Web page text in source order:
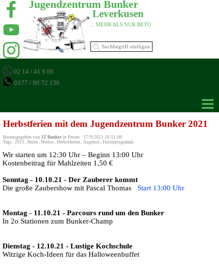
Jugendzentrum Bunker
... MEHR ALS NUR BETON
02 14 / 41 9 06
0177 / 90 72 136
Leverkusen
Herbstferien mit dem Jugendzentrum Bunker 2021
Herausgegeben von JZ Bunker in Ferien · 17/9/2021 16:51:00
Tags: 2021 , ferien , Herbst , Herbstferien , Angebot , Ferienprogramm
Wir starten um 12:30 Uhr – Beginn 13:00 Uhr
Kostenbeitrag für Mahlzeiten 1,50 €
Sonntag - 10.10.21 - Der Zauberer kommt
Die große Zaubershow mit Pascal Thomas Start 13:00 Uhr
Montag - 11.10.21 - Parcours rund um den Bunker
In 2o Stationen zum Bunker-Champ
Dienstag - 12.10.21 - Lustige Kochschule
Witzige Koch-Ideen für das Halloweenbuffet